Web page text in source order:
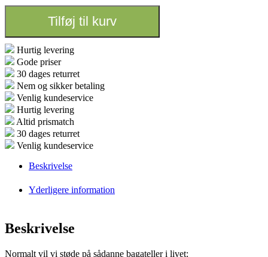
antal
Tilføj til kurv
Hurtig levering
Gode priser
30 dages returret
Nem og sikker betaling
Venlig kundeservice
Hurtig levering
Altid prismatch
30 dages returret
Venlig kundeservice
Beskrivelse
Yderligere information
Beskrivelse
Normalt vil vi støde på sådanne bagateller i livet: